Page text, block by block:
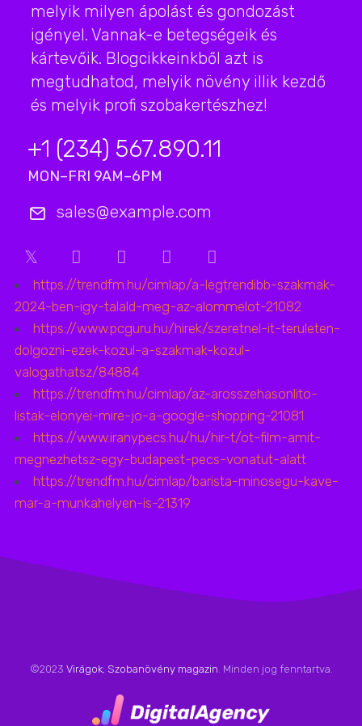
melyik milyen ápolást és gondozást
igényel. Vannak-e betegségeik és
kártevőik. Blogcikkeinkből azt is
megtudhatod, melyik növény illik kezdő
és melyik profi szobakertészhez!
+1 (234) 567.890.11
MON–FRI 9AM–6PM
sales@example.com
https://trendfm.hu/cimlap/a-legtrendibb-szakmak-
2024-ben-igy-talald-meg-az-alommelot-21082
https://www.pcguru.hu/hirek/szeretnel-it-teruleten-
dolgozni-ezek-kozul-a-szakmak-kozul-
valogathatsz/84884
https://trendfm.hu/cimlap/az-arosszehasonlito-
listak-elonyei-mire-jo-a-google-shopping-21081
https://www.iranypecs.hu/hu/hir-t/ot-film-amit-
megnezhetsz-egy-budapest-pecs-vonatut-alatt
https://trendfm.hu/cimlap/barista-minosegu-kave-
mar-a-munkahelyen-is-21319
©2023 Virágok; Szobanövény magazin . Minden jog fenntartva.